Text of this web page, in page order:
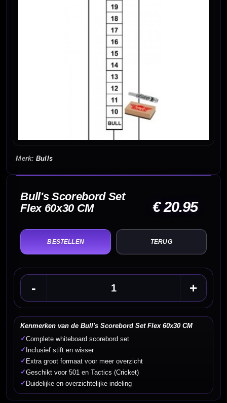
Bulls
Bull's Scorebord Set
Flex 60x30 CM
€ 20.95
TERUG
Kenmerken van de Bull's Scorebord Set Flex 60x30 CM
✓Complete whiteboard scorebord set
✓ Inclusief stift en wisser
✓ Extra groot formaat voor meer overzicht
✓Geschikt voor 501 en Tactics (Cricket)
✓ Duidelijke en overzichtelijke indeling
- +